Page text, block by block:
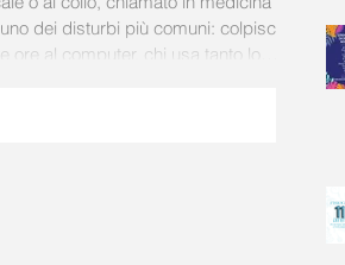
dei disturbi più comuni: colpisce
ore al computer, chi usa tanto lo